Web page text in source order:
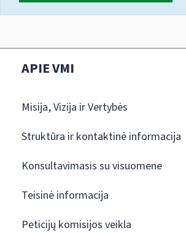
APIE VMI
Misija, Vizija ir Vertybės
Struktūra ir kontaktinė informacija
Konsultavimasis su visuomene
Teisinė informacija
Peticijų komisijos veikla